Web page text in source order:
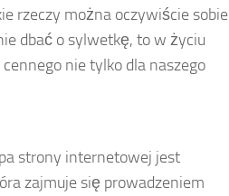
rzeczy można oczywiście sobie
dbać o sylwetkę, to w życiu
nie tylko dla naszego
strony internetowej jest
zajmuje się prowadzeniem